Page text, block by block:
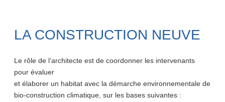
LA CONSTRUCTION NEUVE
Le rôle de l’architecte est de coordonner les intervenants
pour évaluer
et élaborer un habitat avec la démarche environnementale de
bio-construction climatique, sur les bases suivantes :